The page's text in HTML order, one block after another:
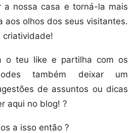
a nossa casa e torná-la mais
aos olhos dos seus visitantes.
criatividade!
o teu like e partilha com os
também deixar um
de assuntos ou dicas
aqui no blog! ?
a isso então ?